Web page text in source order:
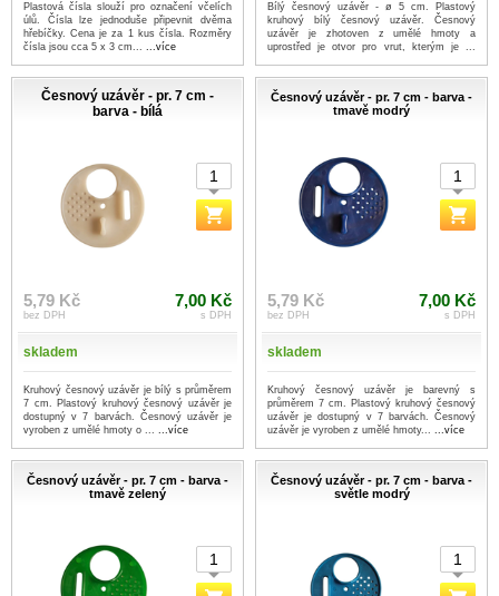
Plastová čísla slouží pro označení včelích
úlů. Čísla lze jednoduše připevnit dvěma
hřebíčky. Cena je za 1 kus čísla. Rozměry
čísla jsou cca 5 x 3 cm... ...více
Bílý česnový uzávěr - ø 5 cm. Plastový
kruhový bílý česnový uzávěr. Česnový
uzávěr je zhotoven z umělé hmoty a
uprostřed je otvor pro vrut, kterým je ...
Česnový uzávěr - pr. 7 cm -
barva - bílá
5,79 Kč
bez DPH
7,00 Kč
s DPH
skladem
Kruhový česnový uzávěr je bílý s průměrem
7 cm. Plastový kruhový česnový uzávěr je
dostupný v 7 barvách. Česnový uzávěr je
vyroben z umělé hmoty o ... ...více
Česnový uzávěr - pr. 7 cm - barva -
tmavě modrý
5,79 Kč
bez DPH
7,00 Kč
s DPH
skladem
Kruhový česnový uzávěr je barevný s
průměrem 7 cm. Plastový kruhový česnový
uzávěr je dostupný v 7 barvách. Česnový
uzávěr je vyroben z umělé hmoty... ...více
Česnový uzávěr - pr. 7 cm - barva -
tmavě zelený
Česnový uzávěr - pr. 7 cm - barva -
světle modrý